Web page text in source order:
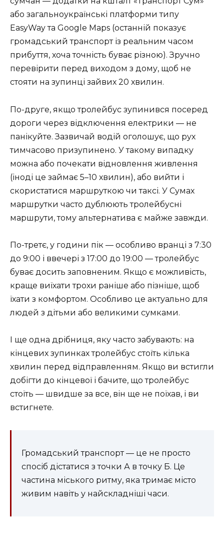
або загальноукраїнські платформи типу
EasyWay та Google Maps (останній показує
громадський транспорт із реальним часом
прибуття, хоча точність буває різною). Зручно
перевірити перед виходом з дому, щоб не
стояти на зупинці зайвих 20 хвилин.
По-друге, якщо тролейбус зупинився посеред
дороги через відключення електрики — не
панікуйте. Зазвичай водій оголошує, що рух
тимчасово призупинено. У такому випадку
можна або почекати відновлення живлення
(іноді це займає 5–10 хвилин), або вийти і
скористатися маршруткою чи таксі. У Сумах
маршрутки часто дублюють тролейбусні
маршрути, тому альтернатива є майже завжди.
По-третє, у години пік — особливо вранці з 7:30
до 9:00 і ввечері з 17:00 до 19:00 — тролейбус
буває досить заповненим. Якщо є можливість,
краще виїхати трохи раніше або пізніше, щоб
їхати з комфортом. Особливо це актуально для
людей з дітьми або великими сумками.
І ще одна дрібниця, яку часто забувають: на
кінцевих зупинках тролейбус стоїть кілька
хвилин перед відправленням. Якщо ви встигли
добігти до кінцевої і бачите, що тролейбус
стоїть — швидше за все, він ще не поїхав, і ви
встигнете.
Громадський транспорт — це не просто
спосіб дістатися з точки А в точку Б. Це
частина міського ритму, яка тримає місто
живим навіть у найскладніші часи.